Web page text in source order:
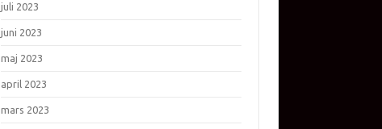
juli 2023
juni 2023
maj 2023
april 2023
mars 2023